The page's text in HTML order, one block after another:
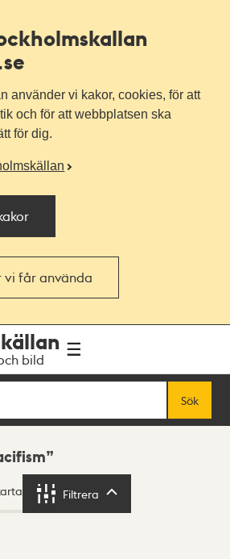
använder vi kakor, cookies, för att
och för att webbplatsen ska
för dig.
vi får använda
bild
Sök
Filtrera